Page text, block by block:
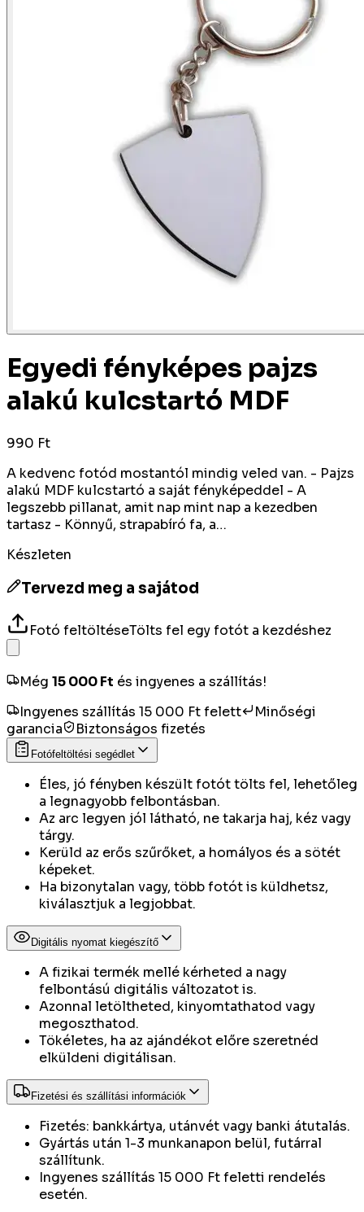
Egyedi fényképes pajzs
alakú kulcstartó MDF
990 Ft
A kedvenc fotód mostantól mindig veled van. - Pajzs
alakú MDF kulcstartó a saját fényképeddel - A
legszebb pillanat, amit nap mint nap a kezedben
tartasz - Könnyű, strapabíró fa, a…
Készleten
Tervezd meg a sajátod
Fotó feltöltéseTölts fel egy fotót a kezdéshez
Még 15 000Ft és ingyenes a szállítás!
Ingyenes szállítás 15 000 Ft felett
Minőségi
garancia
Biztonságos fizetés
Fotófeltöltési segédlet
Éles, jó fényben készült fotót tölts fel, lehetőleg
a legnagyobb felbontásban.
Az arc legyen jól látható, ne takarja haj, kéz vagy
tárgy.
Kerüld az erős szűrőket, a homályos és a sötét
képeket.
Ha bizonytalan vagy, több fotót is küldhetsz,
kiválasztjuk a legjobbat.
Digitális nyomat kiegészítő
A fizikai termék mellé kérheted a nagy
felbontású digitális változatot is.
Azonnal letöltheted, kinyomtathatod vagy
megoszthatod.
Tökéletes, ha az ajándékot előre szeretnéd
elküldeni digitálisan.
Fizetési és szállítási információk
Fizetés: bankkártya, utánvét vagy banki átutalás.
Gyártás után 1-3 munkanapon belül, futárral
szállítunk.
Ingyenes szállítás 15 000 Ft feletti rendelés
esetén.